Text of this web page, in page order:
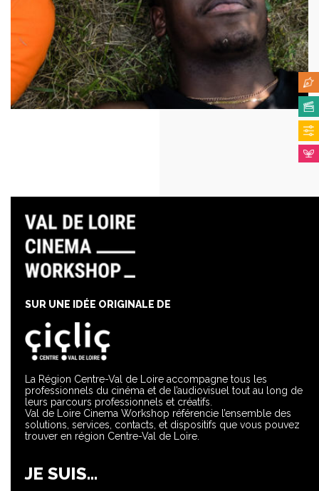
La Région Centre-Val de Loire accompagne tous les
professionnels du cinéma et de l’audiovisuel tout au long de
leurs parcours professionnels et créatifs.
Val de Loire Cinema Workshop référencie l’ensemble des
solutions, services, contacts, et dispositifs que vous pouvez
trouver en région Centre-Val de Loire.
SUR UNE IDÉE ORIGINALE DE
JE SUIS...